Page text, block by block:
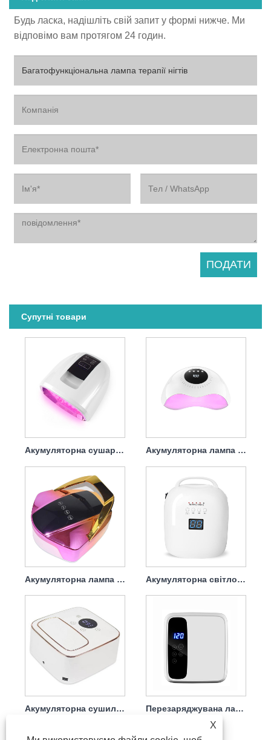
Будь ласка, надішліть свій запит у формі нижче. Ми
відповімо вам протягом 24 годин.
Супутні товари
Акумуляторна сушарка для нігтів УФ-лампа 90 Вт Акумуляторна лампа Best для сушіння нігтів 120 Вт
Акумуляторна лампа для сушіння гелевих нігтів 96 Вт Акумуляторна світлодіодна лампа для сушіння нігтів 86 Вт
Акумуляторна сушилка для нігтів УФ лампа для нігтів 72 Вт Перезаряджувана лампа для сушіння лаку для нігтів 72 Вт
X